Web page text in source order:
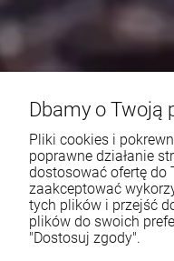
Dbamy o Twoją
Pliki cookies i
poprawne działanie
dostosować ofertę do
zaakceptować
tych plików i przejść
plików do swoich
"Dostosuj zgody".